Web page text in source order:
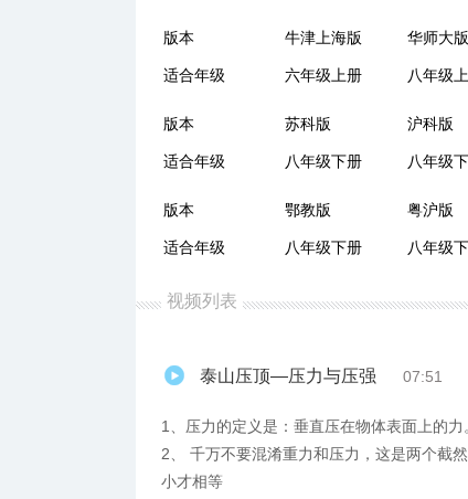
版本
适合年级
牛津上海版
六年级上册
华师大版
八年级
版本
适合年级
苏科版
八年级下册
沪科版
八年级
版本
适合年级
鄂教版
八年级下册
粤沪版
八年级
视频列表
泰山压顶—压力与压强 07:51
1、压力的定义是：垂直压在物体表面上的
2、 千万不要混淆重力和压力，这是两个截
小才相等